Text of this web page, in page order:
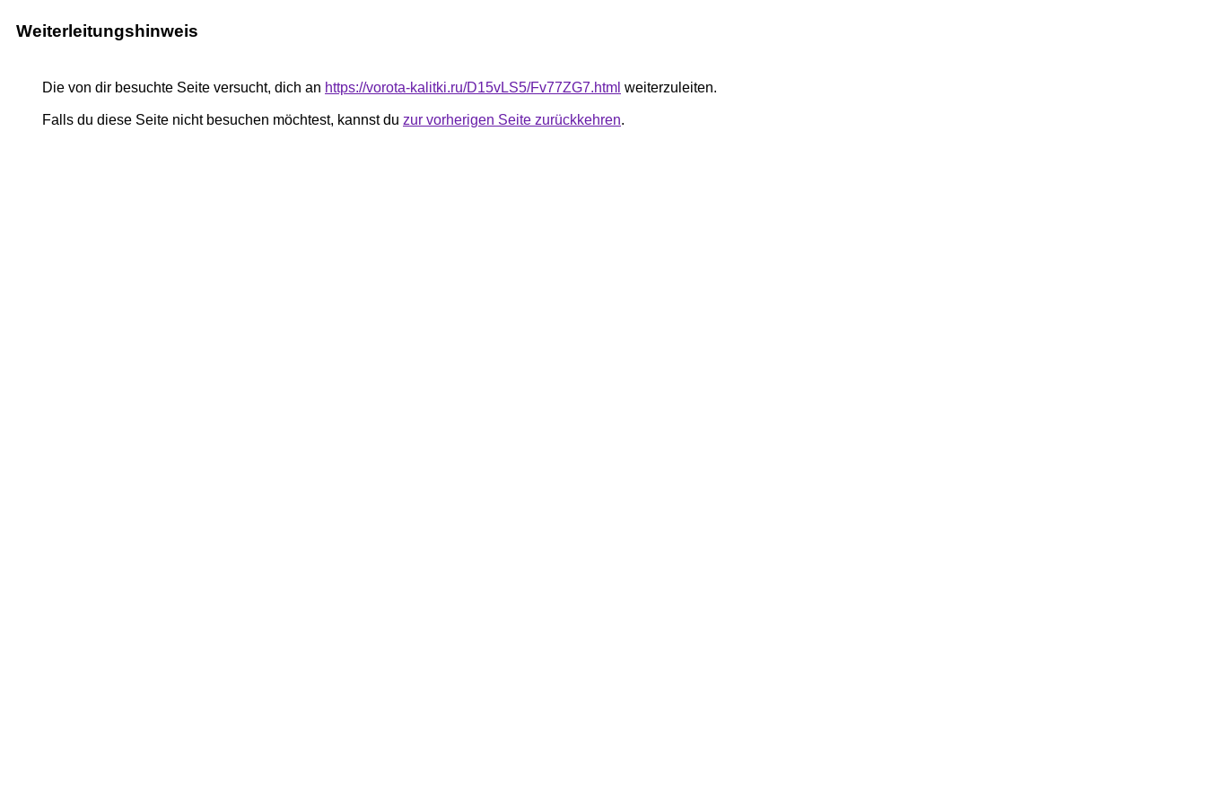
Weiterleitungshinweis
Die von dir besuchte Seite versucht, dich an https://vorota-kalitki.ru/D15vLS5/Fv77ZG7.html weiterzuleiten.
Falls du diese Seite nicht besuchen möchtest, kannst du zur vorherigen Seite zurückkehren.